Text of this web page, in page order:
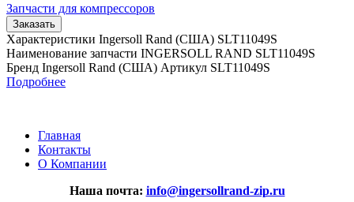
Запчасти для компрессоров
Заказать
Характеристики Ingersoll Rand (США) SLT11049S
Наименование запчасти INGERSOLL RAND SLT11049S
Бренд Ingersoll Rand (США) Артикул SLT11049S
Подробнее
Главная
Контакты
О Компании
Наша почта: info@ingersollrand-zip.ru